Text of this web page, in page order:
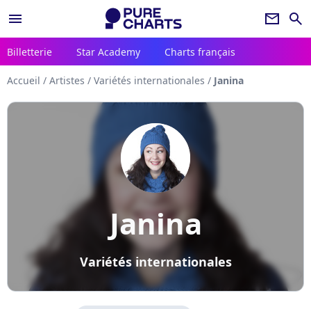
menu newsletter search
Billetterie Star Academy Charts français
Accueil / Artistes / Variétés internationales / Janina
Janina
Variétés internationales